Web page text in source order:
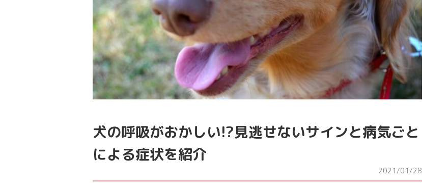
犬の呼吸がおかしい!?見逃せないサインと病気ごと
による症状を紹介
2021/01/28